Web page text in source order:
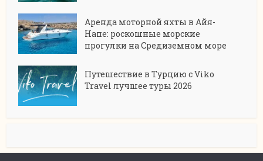
Аренда моторной яхты в Айя-
Напе: роскошные морские
прогулки на Средиземном море
Путешествие в Турцию с Viko
Travel лучшее туры 2026